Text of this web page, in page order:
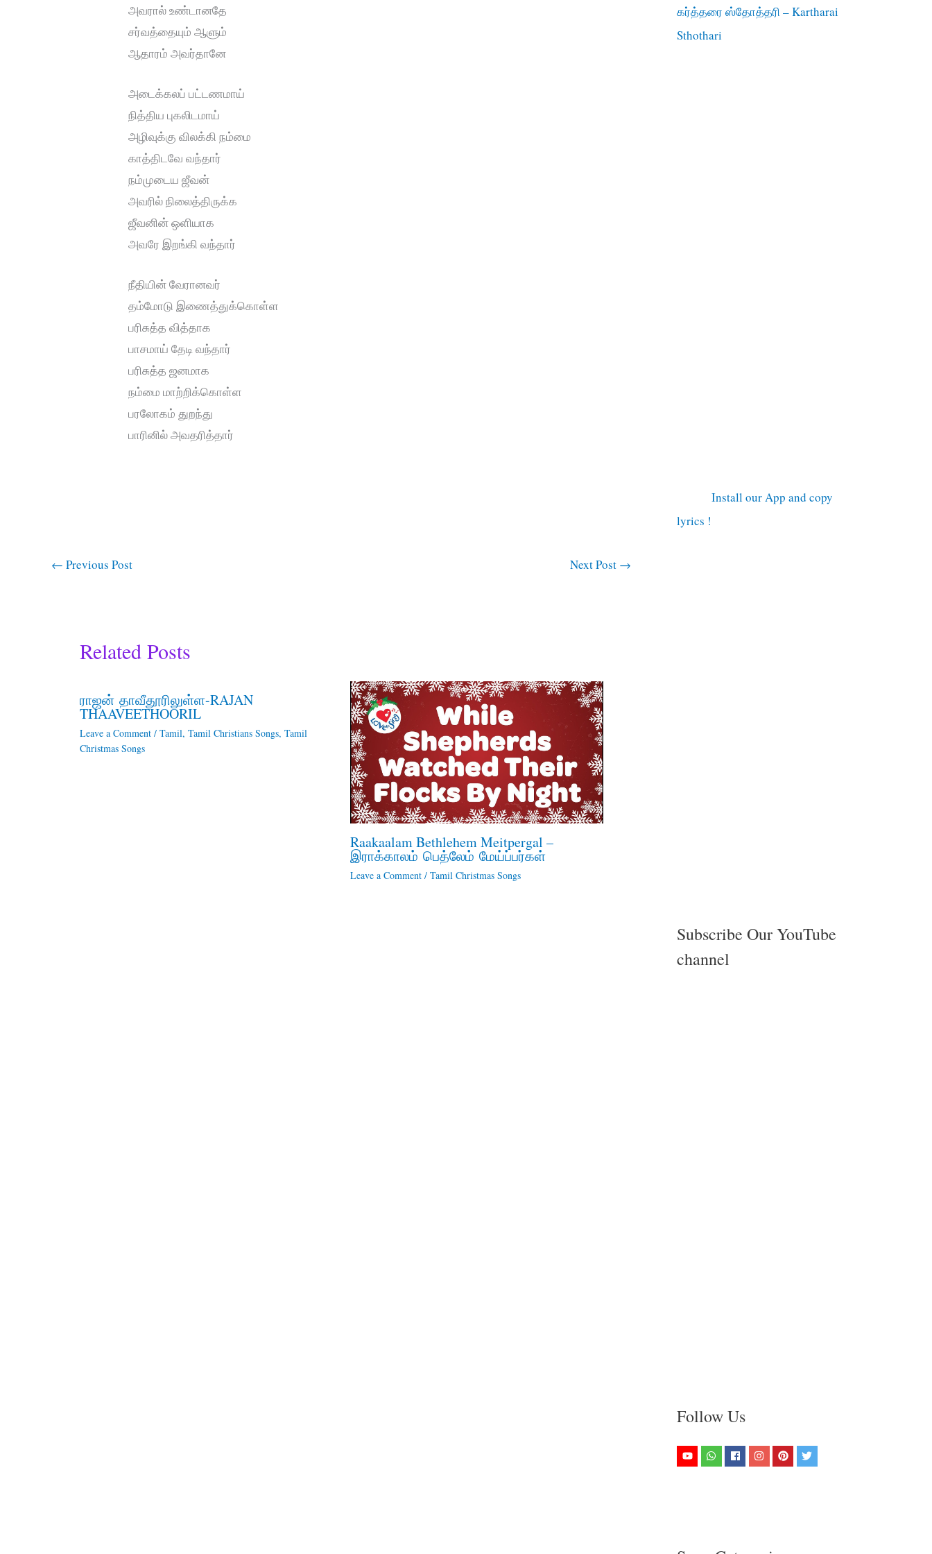
அவரால் உண்டானதே
சர்வத்தையும் ஆளும்
ஆதாரம் அவர்தானே
அடைக்கலப் பட்டணமாய்
நித்திய புகலிடமாய்
அழிவுக்கு விலக்கி நம்மை
காத்திடவே வந்தார்
நம்முடைய ஜீவன்
அவரில் நிலைத்திருக்க
ஜீவனின் ஒளியாக
அவரே இறங்கி வந்தார்
நீதியின் வேரானவர்
தம்மோடு இணைத்துக்கொள்ள
பரிசுத்த வித்தாக
பாசமாய் தேடி வந்தார்
பரிசுத்த ஜனமாக
நம்மை மாற்றிக்கொள்ள
பரலோகம் துறந்து
பாரினில் அவதரித்தார்
← Previous Post Next Post →
Related Posts
ராஜன் தாவீதூரிலுள்ள-RAJAN
THAAVEETHOORIL
Leave a Comment / Tamil, Tamil Christians Songs, Tamil
Christmas Songs
Raakaalam Bethlehem Meitpergal –
இராக்காலம் பெத்லேம் மேய்ப்பர்கள்
Leave a Comment / Tamil Christmas Songs
கர்த்தரை ஸ்தோத்தரி – Kartharai
Sthothari
Install our App and copy
lyrics !
Subscribe Our YouTube
channel
Follow Us